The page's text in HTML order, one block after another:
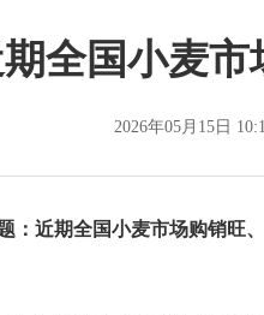
全国小麦
2026年05月15日
：近期全国小麦市场购销旺